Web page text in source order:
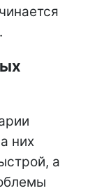
них
а